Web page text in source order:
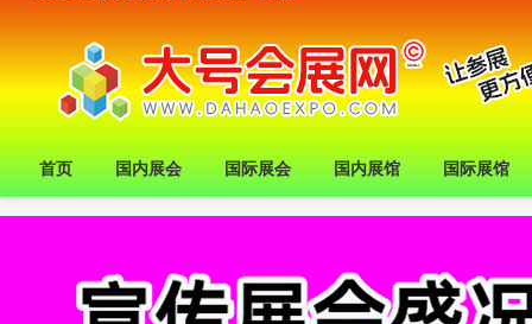
首页 国内展会 国际展会 国内展馆 国际展馆